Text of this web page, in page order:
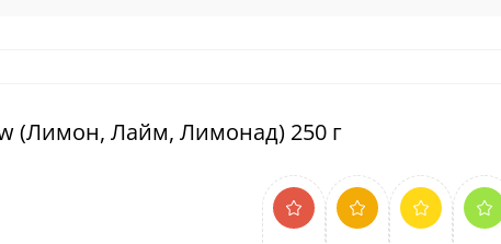
(Лимон, Лайм, Лимонад) 250 г